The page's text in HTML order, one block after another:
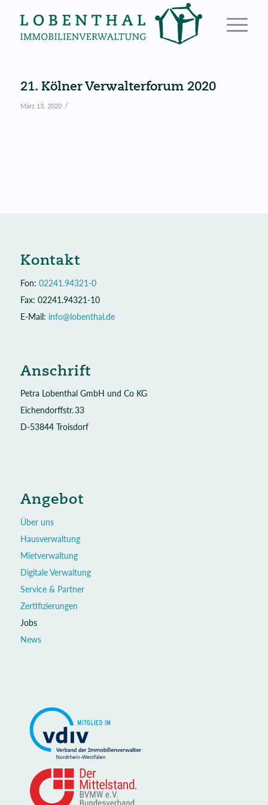
21. Kölner Verwalterforum 2020
März 13, 2020 /
Kontakt
Fon: 02241.94321-0
Fax: 02241.94321-10
E-Mail: info@lobenthal.de
Anschrift
Petra Lobenthal GmbH und Co KG
Eichendorffstr. 33
D-53844 Troisdorf
Angebot
Über uns
Hausverwaltung
Mietverwaltung
Digitale Verwaltung
Service & Partner
Zertifizierungen
Jobs
News